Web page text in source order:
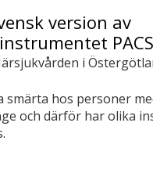
version av
i
hos personer
och därför har olika